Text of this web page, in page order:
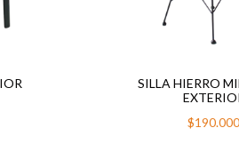
SILLA HIERRO
$190.000